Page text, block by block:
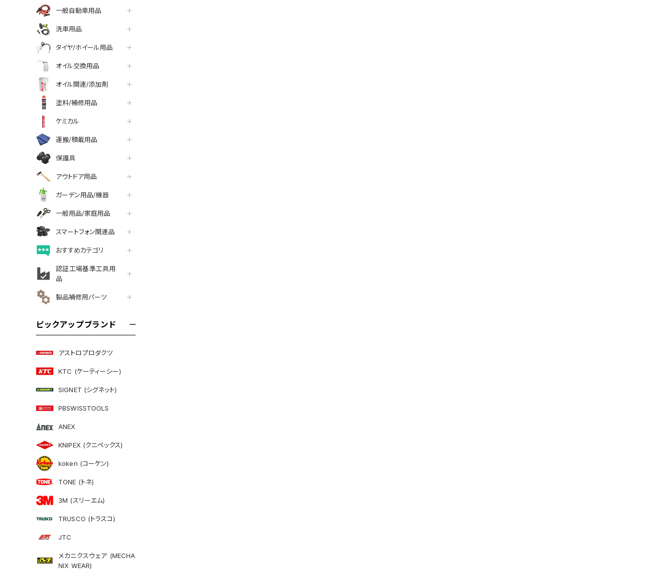
一般自動車用品
洗車用品
タイヤ/ホイール用品
オイル交換用品
オイル関連/添加剤
塗料/補修用品
ケミカル
運搬/積載用品
保護具
アウトドア用品
ガーデン用品/機器
一般用品/家庭用品
スマートフォン関連品
おすすめカテゴリ
認証工場基準工具用
品
製品補修用パーツ
ピックアップブランド
アストロプロダクツ
KTC (ケーティーシー)
SIGNET (シグネット)
PBSWISSTOOLS
ANEX
KNIPEX (クニペックス)
koken (コーケン)
TONE (トネ)
3M (スリーエム)
TRUSCO (トラスコ)
JTC
メカニクスウェア (MECHA
NIX WEAR)